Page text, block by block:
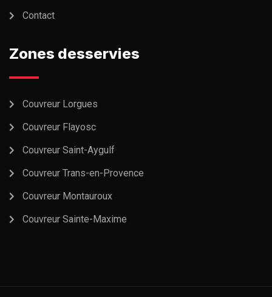
Contact
Zones desservies
Couvreur Lorgues
Couvreur Flayosc
Couvreur Saint-Aygulf
Couvreur Trans-en-Provence
Couvreur Montauroux
Couvreur Sainte-Maxime